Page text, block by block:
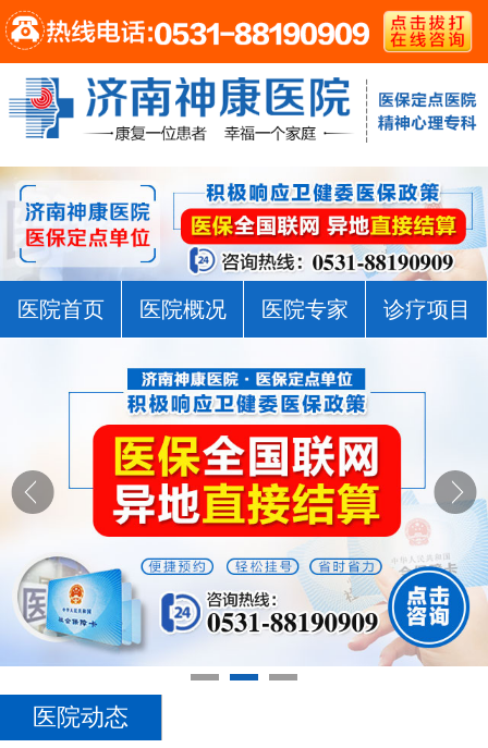
医院首页 医院概况 医院专家 诊疗项目
医院动态